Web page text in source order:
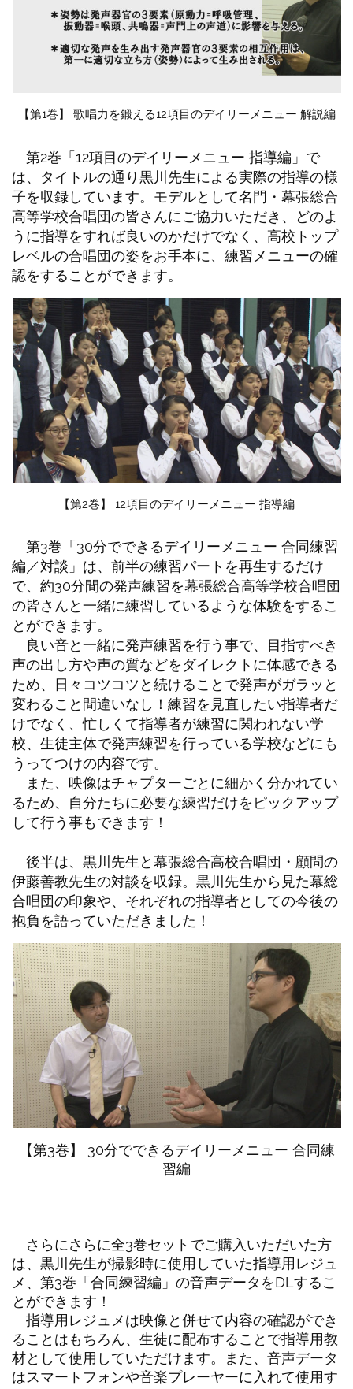
【第1巻】 歌唱力を鍛える12項目のデイリーメニュー 解説編
第2巻「12項目のデイリーメニュー 指導編」で
は、タイトルの通り黒川先生による実際の指導の様
子を収録しています。モデルとして名門・幕張総合
高等学校合唱団の皆さんにご協力いただき、どのよ
うに指導をすれば良いのかだけでなく、高校トップ
レベルの合唱団の姿をお手本に、練習メニューの確
認をすることができます。
【第2巻】 12項目のデイリーメニュー 指導編
第3巻「30分でできるデイリーメニュー 合同練習
編／対談」は、前半の練習パートを再生するだけ
で、約30分間の発声練習を幕張総合高等学校合唱団
の皆さんと一緒に練習しているような体験をするこ
とができます。
良い音と一緒に発声練習を行う事で、目指すべき
声の出し方や声の質などをダイレクトに体感できる
ため、日々コツコツと続けることで発声がガラッと
変わること間違いなし！練習を見直したい指導者だ
けでなく、忙しくて指導者が練習に関われない学
校、生徒主体で発声練習を行っている学校などにも
うってつけの内容です。
また、映像はチャプターごとに細かく分かれてい
るため、自分たちに必要な練習だけをピックアップ
して行う事もできます！
後半は、黒川先生と幕張総合高校合唱団・顧問の
伊藤善教先生の対談を収録。黒川先生から見た幕総
合唱団の印象や、それぞれの指導者としての今後の
抱負を語っていただきました！
【第3巻】 30分でできるデイリーメニュー 合同練
習編
さらにさらに全3巻セットでご購入いただいた方
は、黒川先生が撮影時に使用していた指導用レジュ
メ、第3巻「合同練習編」の音声データをDLするこ
とができます！
指導用レジュメは映像と併せて内容の確認ができ
ることはもちろん、生徒に配布することで指導用教
材として使用していただけます。また、音声データ
はスマートフォンや音楽プレーヤーに入れて使用す